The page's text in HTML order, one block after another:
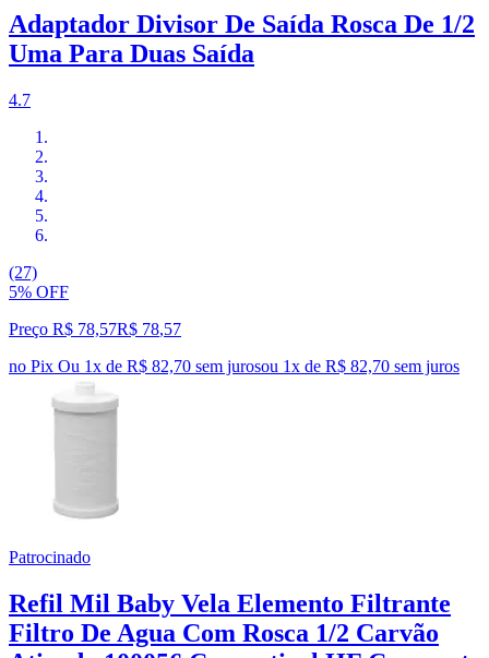
Adaptador Divisor De Saída Rosca De 1/2
Uma Para Duas Saída
4.7
(27)
5% OFF
Preço R$ 78,57R$ 78,57
no Pix Ou 1x de R$ 82,70 sem jurosou 1x de R$ 82,70 sem juros
Patrocinado
Refil Mil Baby Vela Elemento Filtrante
Filtro De Agua Com Rosca 1/2 Carvão